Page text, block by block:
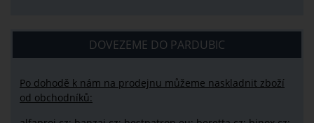
DOVEZEME DO PARDUBIC
Po dohodě k nám na prodejnu můžeme naskladnit zboží
od obchodníků: